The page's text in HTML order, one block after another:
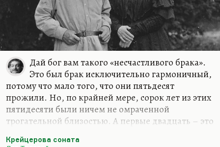
Дай бог вам такого «несчастливого брака».
Это был брак исключительно гармоничный,
потому что мало того, что они пятьдесят
прожили. Но, по крайней мере, сорок лет из этих
пятидесяти были ничем не омраченной
трогательной близостью. А первые двадцать – это
переписывает ваши неудобочитаемые рукописи,
Крейцерова соната